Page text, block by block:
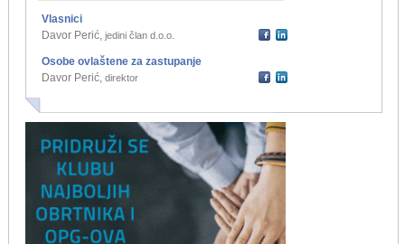
Vlasnici
Davor Perić, jedini član d.o.o.
Osobe ovlaštene za zastupanje
Davor Perić, direktor